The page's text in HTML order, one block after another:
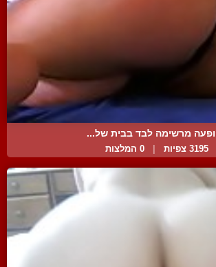
מרשימה לבד בבית של...
3195 צפיות | 0 המלצות